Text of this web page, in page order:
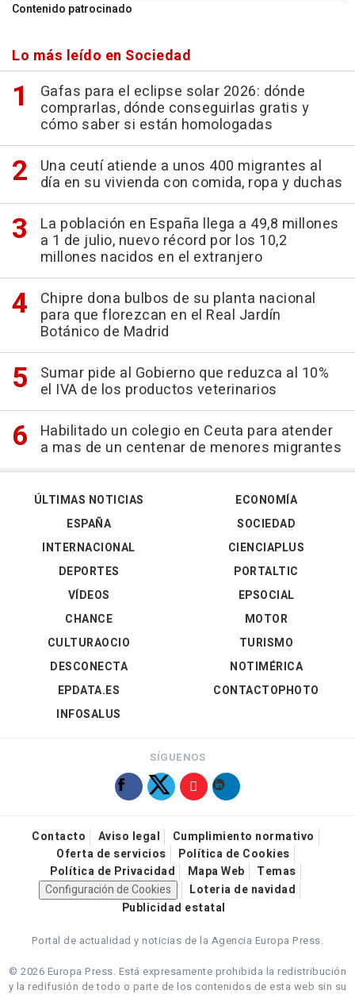
Contenido patrocinado
Lo más leído en Sociedad
Gafas para el eclipse solar 2026: dónde
comprarlas, dónde conseguirlas gratis y
cómo saber si están homologadas
Una ceutí atiende a unos 400 migrantes al
día en su vivienda con comida, ropa y duchas
La población en España llega a 49,8 millones
a 1 de julio, nuevo récord por los 10,2
millones nacidos en el extranjero
Chipre dona bulbos de su planta nacional
para que florezcan en el Real Jardín
Botánico de Madrid
Sumar pide al Gobierno que reduzca al 10%
el IVA de los productos veterinarios
Habilitado un colegio en Ceuta para atender
a mas de un centenar de menores migrantes
ÚLTIMAS NOTICIAS
ESPAÑA
INTERNACIONAL
DEPORTES
VÍDEOS
ECONOMÍA
SOCIEDAD
CIENCIAPLUS
PORTALTIC
EPSOCIAL
CHANCE
CULTURAOCIO
DESCONECTA
EPDATA.ES
INFOSALUS
MOTOR
TURISMO
NOTIMÉRICA
CONTACTOPHOTO
SÍGUENOS
Contacto Aviso legal
Cumplimiento normativo
Oferta de servicios
Política de Cookies
Política de Privacidad
Mapa Web
Temas
Configuración de Cookies
Loteria de navidad
Publicidad estatal
Portal de actualidad y noticias de la Agencia Europa Press.
© 2026 Europa Press. Está expresamente prohibida la redistribución
y la redifusión de todo o parte de los contenidos de esta web sin su